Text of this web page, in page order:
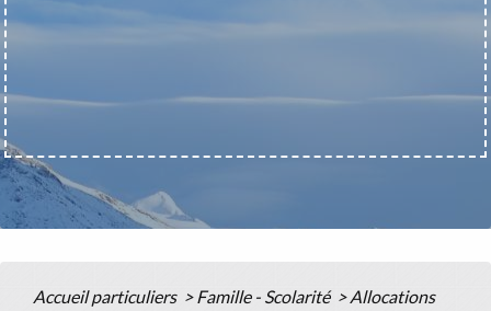
Accueil particuliers > Famille - Scolarité > Allocations